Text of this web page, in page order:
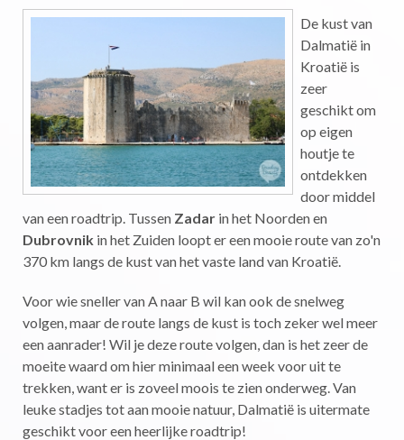
De kust van
Dalmatië in
Kroatië is
zeer
geschikt om
op eigen
houtje te
ontdekken
door middel
van een roadtrip. Tussen Zadar in het Noorden en
Dubrovnik in het Zuiden loopt er een mooie route van zo'n
370 km langs de kust van het vaste land van Kroatië.
Voor wie sneller van A naar B wil kan ook de snelweg
volgen, maar de route langs de kust is toch zeker wel meer
een aanrader! Wil je deze route volgen, dan is het zeer de
moeite waard om hier minimaal een week voor uit te
trekken, want er is zoveel moois te zien onderweg. Van
leuke stadjes tot aan mooie natuur, Dalmatië is uitermate
geschikt voor een heerlijke roadtrip!